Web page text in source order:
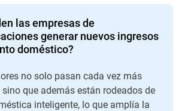
las empresas de
generar nuevos ingresos
doméstico?
no solo pasan cada vez más
que además están rodeados de
inteligente, lo que amplía la